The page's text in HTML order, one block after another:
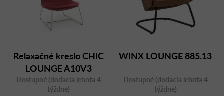
Relaxačné kreslo CHIC
LOUNGE A10V3
Dostupné (dodacia lehota 4
týždne)
WINX LOUNGE 885.13
Dostupné (dodacia lehota 4
týždne)